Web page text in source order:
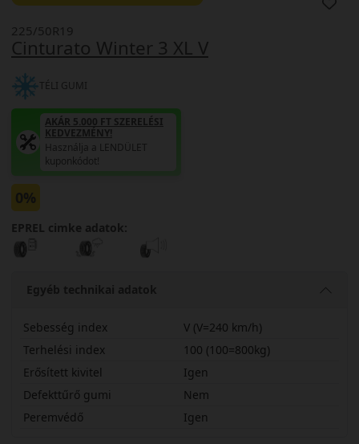
Cinturato Winter 3 XL V
225/50R19
TÉLI GUMI
AKÁR 5.000 FT SZERELÉSI
KEDVEZMÉNY!
Használja a LENDÜLET
kuponkódot!
0%
EPREL cimke adatok:
Egyéb technikai adatok
Sebesség index
V (V=240 km/h)
Terhelési index
100 (100=800kg)
Erősített kivitel
Igen
Defekttűrő gumi
Nem
Peremvédő
Igen